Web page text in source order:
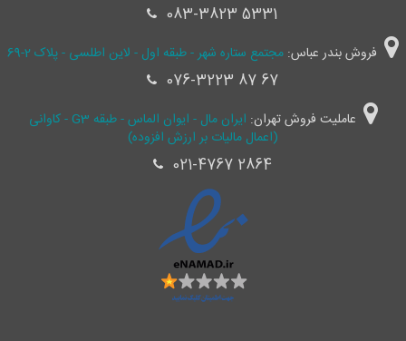
083-3823 5331
فروش بندر عباس: مجتمع ستاره شهر - طبقه اول - لاین اطلسی - پلاک 2-69
076-3223 87 67
عاملیت فروش تهران:
ایران مال - ایوان الماس - طبقه G3 - کاوانی
(اعمال مالیات بر ارزش افزوده)
021-4767 2864